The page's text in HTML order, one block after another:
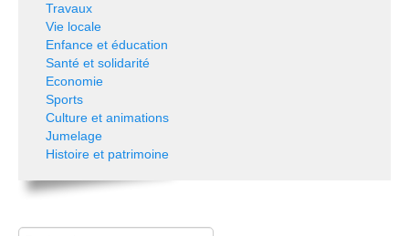
Travaux
Vie locale
Enfance et éducation
Santé et solidarité
Economie
Sports
Culture et animations
Jumelage
Histoire et patrimoine
Rechercher